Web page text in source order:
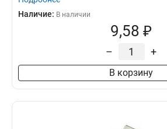
Наличие: В наличии
9,58 ₽
– +
В корзину